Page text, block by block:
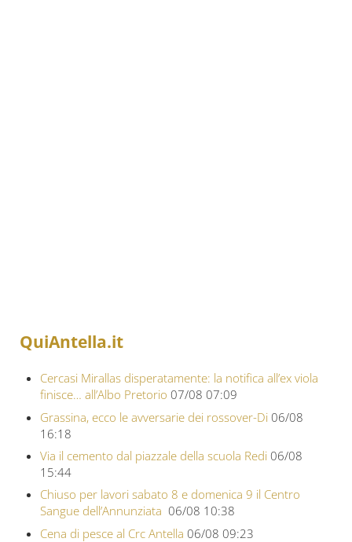
QuiAntella.it
Cercasi Mirallas disperatamente: la notifica all’ex viola
finisce… all’Albo Pretorio 07/08 07:09
Grassina, ecco le avversarie dei rossover-Di 06/08
16:18
Via il cemento dal piazzale della scuola Redi 06/08
15:44
Chiuso per lavori sabato 8 e domenica 9 il Centro
Sangue dell’Annunziata 06/08 10:38
Cena di pesce al Crc Antella 06/08 09:23